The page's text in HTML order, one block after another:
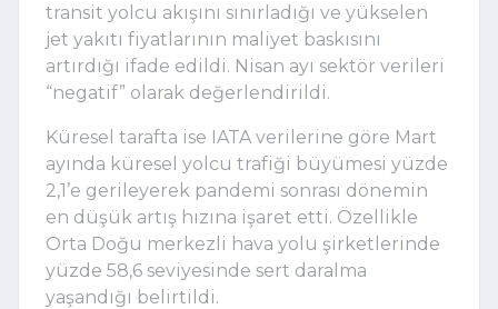
transit yolcu akışını sınırladığı ve yükselen
jet yakıtı fiyatlarının maliyet baskısını
artırdığı ifade edildi. Nisan ayı sektör verileri
“negatif” olarak değerlendirildi.
Küresel tarafta ise IATA verilerine göre Mart
ayında küresel yolcu trafiği büyümesi yüzde
2,1’e gerileyerek pandemi sonrası dönemin
en düşük artış hızına işaret etti. Özellikle
Orta Doğu merkezli hava yolu şirketlerinde
yüzde 58,6 seviyesinde sert daralma
yaşandığı belirtildi.